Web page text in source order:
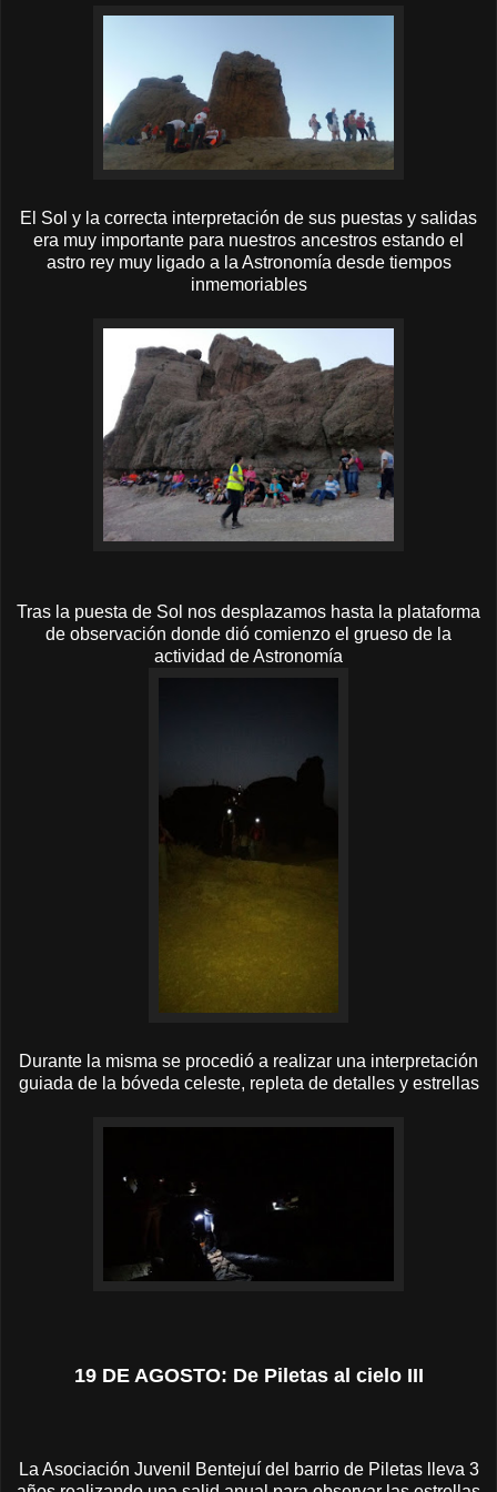
El Sol y la correcta interpretación de sus puestas y salidas
era muy importante para nuestros ancestros estando el
astro rey muy ligado a la Astronomía desde tiempos
inmemoriables
Tras la puesta de Sol nos desplazamos hasta la plataforma
de observación donde dió comienzo el grueso de la
actividad de Astronomía
Durante la misma se procedió a realizar una interpretación
guiada de la bóveda celeste, repleta de detalles y estrellas
19 DE AGOSTO: De Piletas al cielo III
La Asociación Juvenil Bentejuí del barrio de Piletas lleva 3